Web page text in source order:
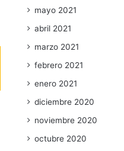
mayo 2021
abril 2021
marzo 2021
febrero 2021
enero 2021
diciembre 2020
noviembre 2020
octubre 2020